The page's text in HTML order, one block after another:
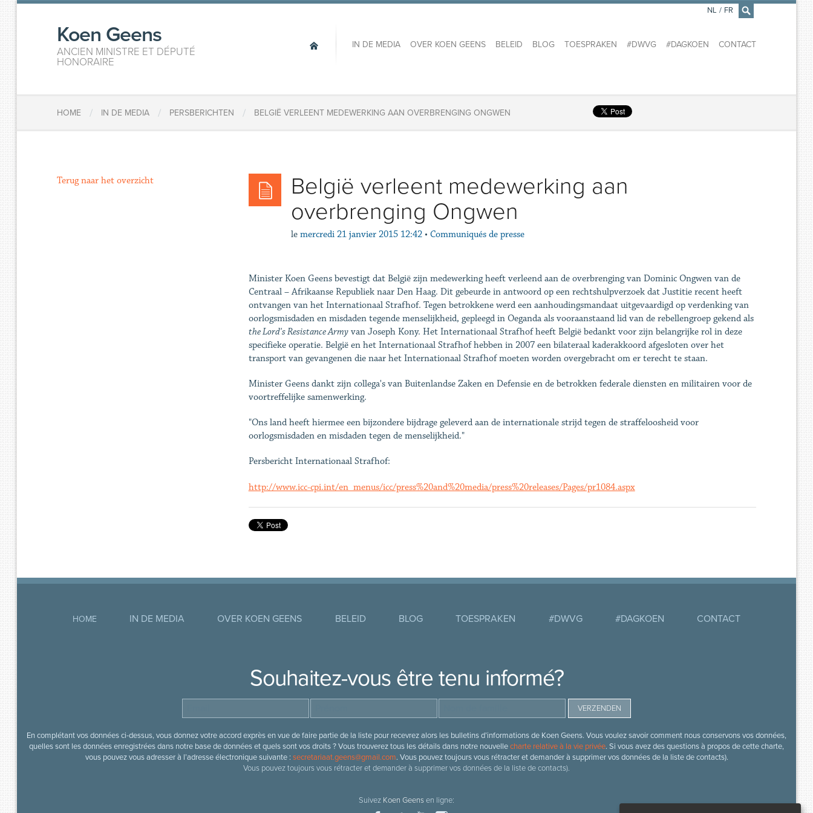
×
Koen Geens
ANCIEN MINISTRE ET DÉPUTÉ
HONORAIRE
IN DE MEDIA OVER KOEN GEENS BELEID BLOG TOESPRAKEN #DWVG #DAGKOEN CONTACT
NL / FR
HOME / IN DE MEDIA / PERSBERICHTEN / BELGIË VERLEENT MEDEWERKING AAN OVERBRENGING ONGWEN
België verleent medewerking aan
overbrenging Ongwen
le mercredi 21 janvier 2015 12:42 • Communiqués de presse
Minister Koen Geens bevestigt dat België zijn medewerking heeft verleend aan de overbrenging van Dominic Ongwen van de
Centraal – Afrikaanse Republiek naar Den Haag. Dit gebeurde in antwoord op een rechtshulpverzoek dat Justitie recent heeft
ontvangen van het Internationaal Strafhof. Tegen betrokkene werd een aanhoudingsmandaat uitgevaardigd op verdenking van
oorlogsmisdaden en misdaden tegende menselijkheid, gepleegd in Oeganda als vooraanstaand lid van de rebellengroep gekend als
the Lord's Resistance Armyvan Joseph Kony. Het Internationaal Strafhof heeft België bedankt voor zijn belangrijke rol in deze
specifieke operatie. België en het Internationaal Strafhof hebben in 2007 een bilateraal kaderakkoord afgesloten over het
transport van gevangenen die naar het Internationaal Strafhof moeten worden overgebracht om er terecht te staan.
Minister Geens dankt zijn collega's van Buitenlandse Zaken en Defensie en de betrokken federale diensten en militairen voor de
voortreffelijke samenwerking.
"Ons land heeft hiermee een bijzondere bijdrage geleverd aan de internationale strijd tegen de straffeloosheid voor
oorlogsmisdaden en misdaden tegen de menselijkheid."
Persbericht Internationaal Strafhof:
http://www.icc-cpi.int/en_menus/icc/press%20and%20media/press%20releases/Pages/pr1084.aspx
Terug naar het overzicht
HOME IN DE MEDIA OVER KOEN GEENS BELEID BLOG TOESPRAKEN #DWVG #DAGKOEN CONTACT
Souhaitez-vous être tenu informé?
En complétant vos données ci-dessus, vous donnez votre accord exprès en vue de faire partie de la liste pour recevrez alors les bulletins d’informations de Koen Geens. Vous voulez savoir comment nous conservons vos données,
quelles sont les données enregistrées dans notre base de données et quels sont vos droits ? Vous trouverez tous les détails dans notre nouvellecharte relative à la vie privée. Si vous avez des questions à propos de cette charte,
vous pouvez vous adresser à l’adresse électronique suivante : secretariaat.geens@gmail.com. Vous pouvez toujours vous rétracter et demander à supprimer vos données de la liste de contacts).
Vous pouvez toujours vous rétracter et demander à supprimer vos données de la liste de contacts).
Suivez Koen Geensen ligne: